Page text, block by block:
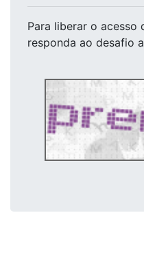
Para liberar o acesso
responda ao desafio